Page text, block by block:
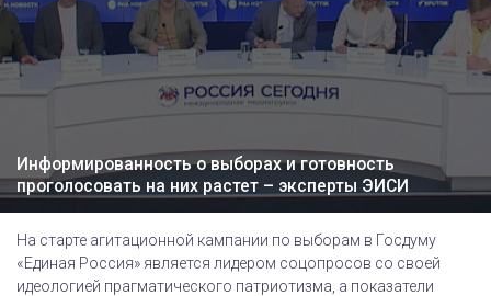
Информированность о выборах и готовность
проголосовать на них растет – эксперты ЭИСИ
На старте агитационной кампании по выборам в Госдуму
«Единая Россия» является лидером соцопросов со своей
идеологией прагматического патриотизма, а показатели